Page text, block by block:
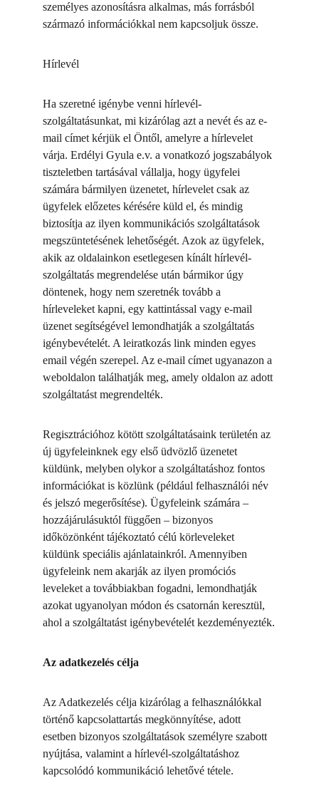
személyes azonosításra alkalmas, más forrásból
származó információkkal nem kapcsoljuk össze.
Hírlevél
Ha szeretné igénybe venni hírlevél-
szolgáltatásunkat, mi kizárólag azt a nevét és az e-
mail címet kérjük el Öntől, amelyre a hírlevelet
várja. Erdélyi Gyula e.v. a vonatkozó jogszabályok
tiszteletben tartásával vállalja, hogy ügyfelei
számára bármilyen üzenetet, hírlevelet csak az
ügyfelek előzetes kérésére küld el, és mindig
biztosítja az ilyen kommunikációs szolgáltatások
megszüntetésének lehetőségét. Azok az ügyfelek,
akik az oldalainkon esetlegesen kínált hírlevél-
szolgáltatás megrendelése után bármikor úgy
döntenek, hogy nem szeretnék tovább a
hírleveleket kapni, egy kattintással vagy e-mail
üzenet segítségével lemondhatják a szolgáltatás
igénybevételét. A leiratkozás link minden egyes
email végén szerepel. Az e-mail címet ugyanazon a
weboldalon találhatják meg, amely oldalon az adott
szolgáltatást megrendelték.
Regisztrációhoz kötött szolgáltatásaink területén az
új ügyfeleinknek egy első üdvözlő üzenetet
küldünk, melyben olykor a szolgáltatáshoz fontos
információkat is közlünk (például felhasználói név
és jelszó megerősítése). Ügyfeleink számára –
hozzájárulásuktól függően – bizonyos
időközönként tájékoztató célú körleveleket
küldünk speciális ajánlatainkról. Amennyiben
ügyfeleink nem akarják az ilyen promóciós
leveleket a továbbiakban fogadni, lemondhatják
azokat ugyanolyan módon és csatornán keresztül,
ahol a szolgáltatást igénybevételét kezdeményezték.
Az adatkezelés célja
Az Adatkezelés célja kizárólag a felhasználókkal
történő kapcsolattartás megkönnyítése, adott
esetben bizonyos szolgáltatások személyre szabott
nyújtása, valamint a hírlevél-szolgáltatáshoz
kapcsolódó kommunikáció lehetővé tétele.